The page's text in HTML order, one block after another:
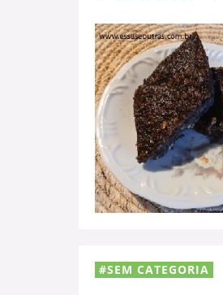
SEM CATEGORIA